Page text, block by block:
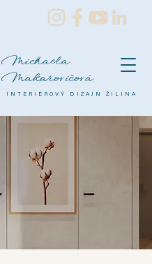
Michaela
Makarovičová
INTERIÉROVÝ DIZAJN ŽILINA